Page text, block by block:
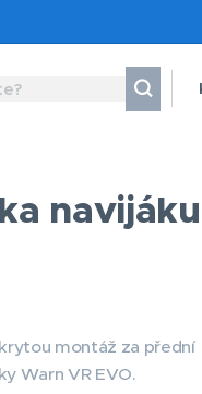
navijáku
montáž za přední
Warn VR EVO.